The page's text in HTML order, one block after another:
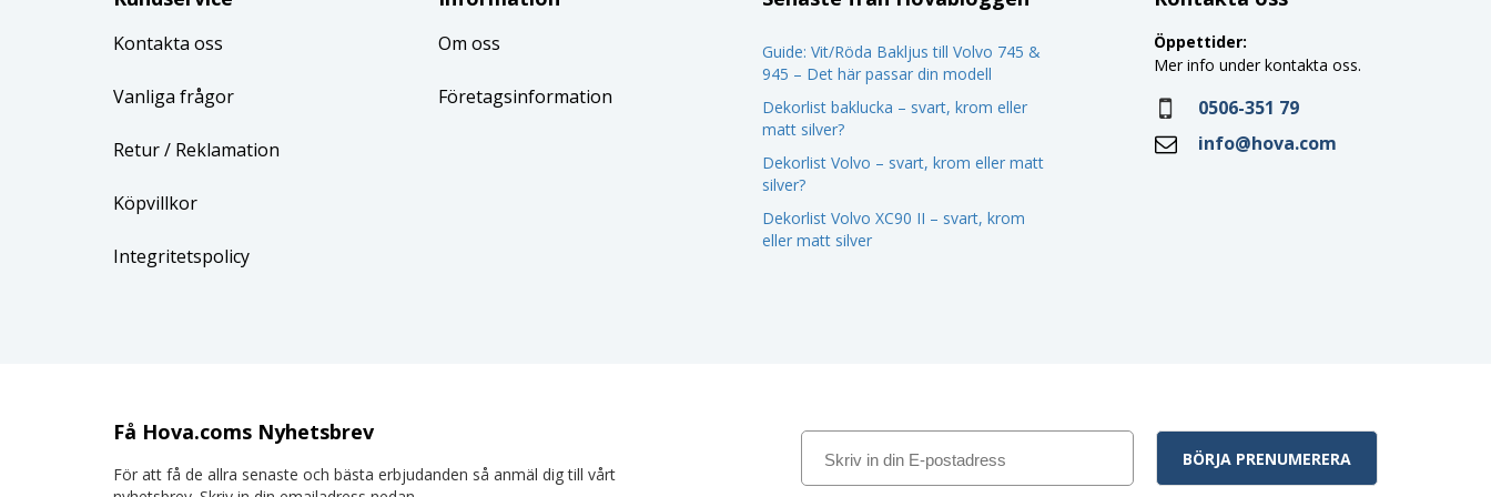
Kontakta oss
Vanliga frågor
Retur/ Reklamation
Köpvillkor
Integritetspolicy
Om oss
Företagsinformation
Guide: Vit/Röda Bakljus till Volvo 745 &
945 – Det här passar din modell
Dekorlist baklucka – svart, krom eller
matt silver?
Dekorlist Volvo – svart, krom eller matt
silver?
Dekorlist Volvo XC90 II – svart, krom
eller matt silver
Öppettider:
Mer info under kontakta oss.
0506-351 79
info@hova.com
Få Hova.coms Nyhetsbrev
För att få de allra senaste och bästa erbjudanden så anmäl dig till vårt